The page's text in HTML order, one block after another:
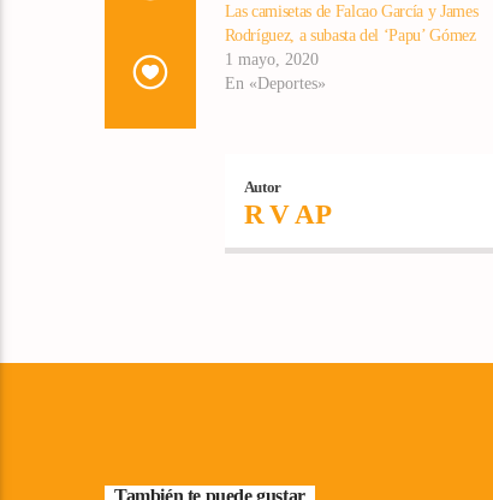
Las camisetas de Falcao García y James
Rodríguez, a subasta del ‘Papu’ Gómez
1 mayo, 2020
En «Deportes»
Autor
R V AP